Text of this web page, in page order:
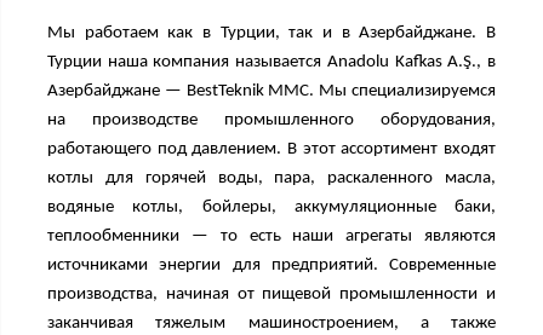
Мы работаем как в Турции, так и в Азербайджане. В
Турции наша компания называется Anadolu Kafkas A.Ş., в
Азербайджане — BestTeknik MMC. Мы специализируемся
на производстве промышленного оборудования,
работающего под давлением. В этот ассортимент входят
котлы для горячей воды, пара, раскаленного масла,
водяные котлы, бойлеры, аккумуляционные баки,
теплообменники — то есть наши агрегаты являются
источниками энергии для предприятий. Современные
производства, начиная от пищевой промышленности и
заканчивая тяжелым машиностроением, а также